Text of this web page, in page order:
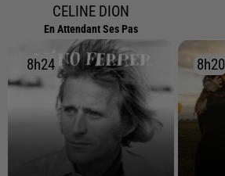
CELINE DION
En Attendant Ses Pas
8h24
8h24 8h20
8h20